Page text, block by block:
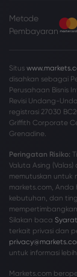
Metode
Pembayaran
Situs
disahkan sebagai
Perusahaan Bisnis
Revisi Undang-
registrasi 27030
Griffith Corporate
Grenadine.
Peringatan Risiko:
Valuta Asing
memutuskan untuk
markets.com,
kebutuhan, dan
Silakan baca
terkait privasi dan
untuk informasi
Markets.com